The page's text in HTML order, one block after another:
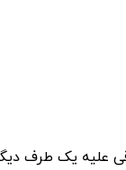
علیه یک طرف